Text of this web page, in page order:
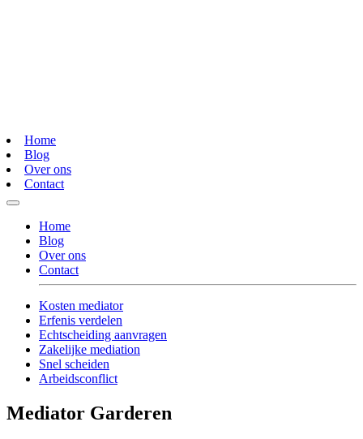
Home
Blog
Over ons
Contact
Home
Blog
Over ons
Contact
Kosten mediator
Erfenis verdelen
Echtscheiding aanvragen
Zakelijke mediation
Snel scheiden
Arbeidsconflict
Mediator Garderen